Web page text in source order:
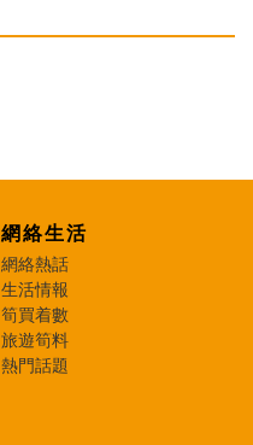
網絡生活
網絡熱話
生活情報
筍買着數
旅遊筍料
熱門話題